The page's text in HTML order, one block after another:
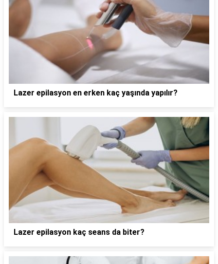
Lazer epilasyon en erken kaç yaşında yapılır?
Lazer epilasyon kaç seans da biter?